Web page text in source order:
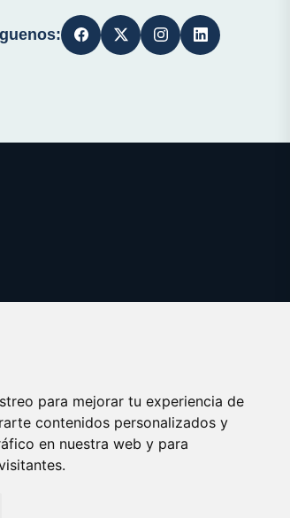
para mejorar tu experiencia de
contenidos personalizados y
en nuestra web y para